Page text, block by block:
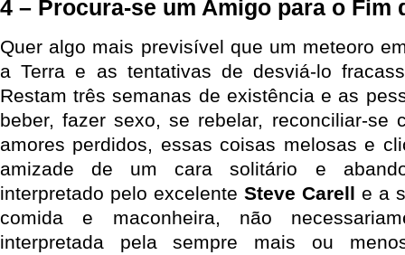
4 – Procura-se um Amigo para o Fim
Quer algo mais previsível que um meteoro
a Terra e as tentativas de desviá-lo
Restam três semanas de existência e as
beber, fazer sexo, se rebelar, reconciliar-se
amores perdidos, essas coisas melosas e
amizade de um cara solitário e
interpretado pelo excelente Steve Carell e a
comida e maconheira, não
interpretada pela sempre mais ou